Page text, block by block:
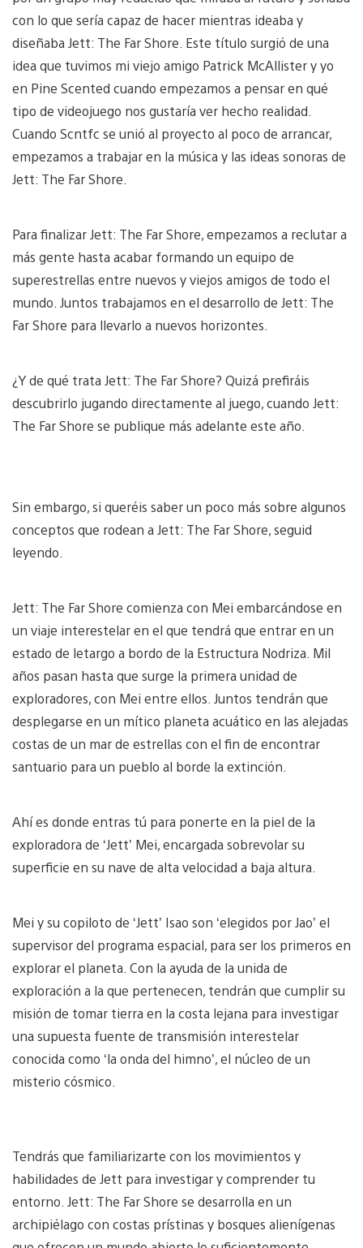
con lo que sería capaz de hacer mientras ideaba y
diseñaba Jett: The Far Shore. Este título surgió de una
idea que tuvimos mi viejo amigo Patrick McAllister y yo
en Pine Scented cuando empezamos a pensar en qué
tipo de videojuego nos gustaría ver hecho realidad.
Cuando Scntfc se unió al proyecto al poco de arrancar,
empezamos a trabajar en la música y las ideas sonoras de
Jett: The Far Shore.
Para finalizar Jett: The Far Shore, empezamos a reclutar a
más gente hasta acabar formando un equipo de
superestrellas entre nuevos y viejos amigos de todo el
mundo. Juntos trabajamos en el desarrollo de Jett: The
Far Shore para llevarlo a nuevos horizontes.
¿Y de qué trata Jett: The Far Shore? Quizá prefiráis
descubrirlo jugando directamente al juego, cuando Jett:
The Far Shore se publique más adelante este año.
Sin embargo, si queréis saber un poco más sobre algunos
conceptos que rodean a Jett: The Far Shore, seguid
leyendo.
Jett: The Far Shore comienza con Mei embarcándose en
un viaje interestelar en el que tendrá que entrar en un
estado de letargo a bordo de la Estructura Nodriza. Mil
años pasan hasta que surge la primera unidad de
exploradores, con Mei entre ellos. Juntos tendrán que
desplegarse en un mítico planeta acuático en las alejadas
costas de un mar de estrellas con el fin de encontrar
santuario para un pueblo al borde la extinción.
Ahí es donde entras tú para ponerte en la piel de la
exploradora de ‘Jett’ Mei, encargada sobrevolar su
superficie en su nave de alta velocidad a baja altura.
Mei y su copiloto de ‘Jett’ Isao son ‘elegidos por Jao’ el
supervisor del programa espacial, para ser los primeros en
explorar el planeta. Con la ayuda de la unida de
exploración a la que pertenecen, tendrán que cumplir su
misión de tomar tierra en la costa lejana para investigar
una supuesta fuente de transmisión interestelar
conocida como ‘la onda del himno’, el núcleo de un
misterio cósmico.
Tendrás que familiarizarte con los movimientos y
habilidades de Jett para investigar y comprender tu
entorno. Jett: The Far Shore se desarrolla en un
archipiélago con costas prístinas y bosques alienígenas